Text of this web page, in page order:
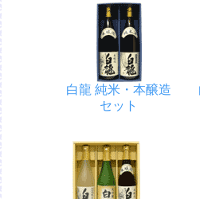
白龍 純米・本醸造
セット